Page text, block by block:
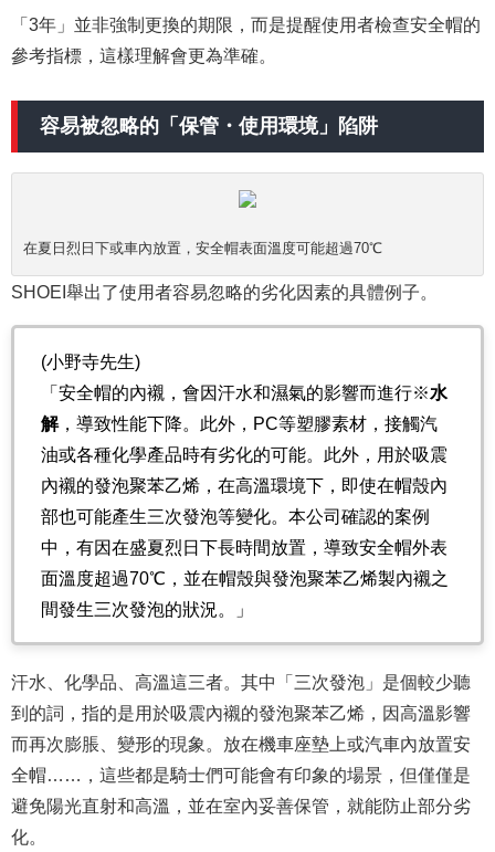
「3年」並非強制更換的期限，而是提醒使用者檢查安全帽的
參考指標，這樣理解會更為準確。
容易被忽略的「保管・使用環境」陷阱
在夏日烈日下或車內放置，安全帽表面溫度可能超過70℃
SHOEI舉出了使用者容易忽略的劣化因素的具體例子。
(小野寺先生)
「安全帽的內襯，會因汗水和濕氣的影響而進行※水
解，導致性能下降。此外，PC等塑膠素材，接觸汽
油或各種化學產品時有劣化的可能。此外，用於吸震
內襯的發泡聚苯乙烯，在高溫環境下，即使在帽殼內
部也可能產生三次發泡等變化。本公司確認的案例
中，有因在盛夏烈日下長時間放置，導致安全帽外表
面溫度超過70℃，並在帽殼與發泡聚苯乙烯製內襯之
間發生三次發泡的狀況。」
汗水、化學品、高溫這三者。其中「三次發泡」是個較少聽
到的詞，指的是用於吸震內襯的發泡聚苯乙烯，因高溫影響
而再次膨脹、變形的現象。放在機車座墊上或汽車內放置安
全帽……，這些都是騎士們可能會有印象的場景，但僅僅是
避免陽光直射和高溫，並在室內妥善保管，就能防止部分劣
化。